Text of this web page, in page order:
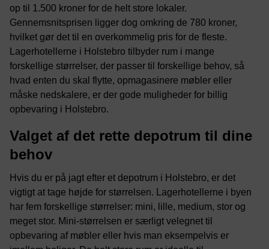
op til 1.500 kroner for de helt store lokaler.
Gennemsnitsprisen ligger dog omkring de 780 kroner,
hvilket gør det til en overkommelig pris for de fleste.
Lagerhotellerne i Holstebro tilbyder rum i mange
forskellige størrelser, der passer til forskellige behov, så
hvad enten du skal flytte, opmagasinere møbler eller
måske nedskalere, er der gode muligheder for billig
opbevaring i Holstebro.
Valget af det rette depotrum til dine
behov
Hvis du er på jagt efter et depotrum i Holstebro, er det
vigtigt at tage højde for størrelsen. Lagerhotellerne i byen
har fem forskellige størrelser: mini, lille, medium, stor og
meget stor. Mini-størrelsen er særligt velegnet til
opbevaring af møbler eller hvis man eksempelvis er